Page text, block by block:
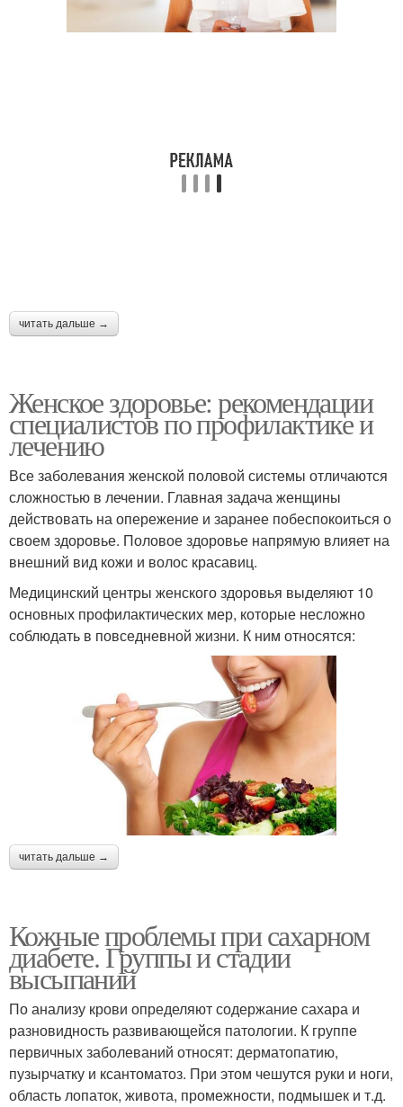
читать дальше →
Женское здоровье: рекомендации
специалистов по профилактике и
лечению
Все заболевания женской половой системы отличаются
сложностью в лечении. Главная задача женщины
действовать на опережение и заранее побеспокоиться о
своем здоровье. Половое здоровье напрямую влияет на
внешний вид кожи и волос красавиц.
Медицинский центры женского здоровья выделяют 10
основных профилактических мер, которые несложно
соблюдать в повседневной жизни. К ним относятся:
читать дальше →
Кожные проблемы при сахарном
диабете. Группы и стадии
высыпаний
По анализу крови определяют содержание сахара и
разновидность развивающейся патологии. К группе
первичных заболеваний относят: дерматопатию,
пузырчатку и ксантоматоз. При этом чешутся руки и ноги,
область лопаток, живота, промежности, подмышек и т.д.